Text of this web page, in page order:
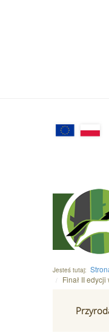
Jesteś tutaj:
Finał II